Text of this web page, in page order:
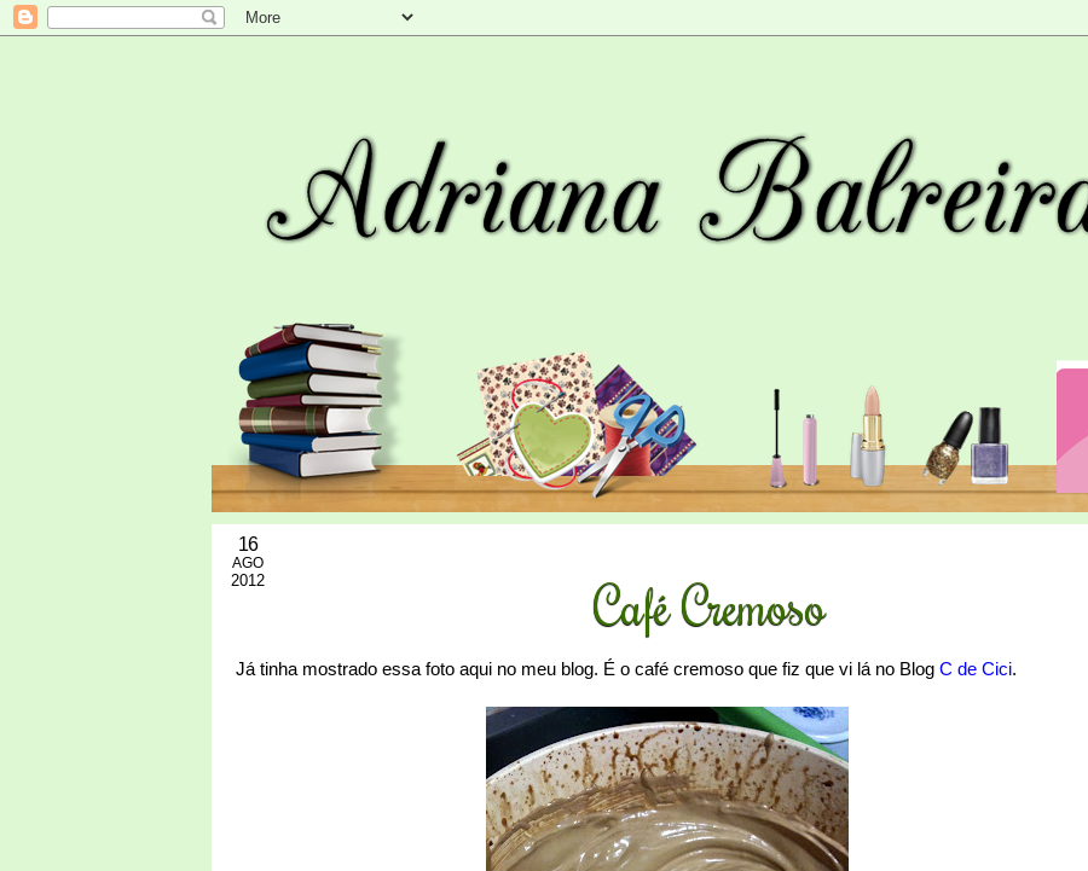
16
AGO
2012 Café Cremoso
Já tinha mostrado essa foto aqui no meu blog. É o café cremoso que fiz que vi lá no Blog C de Cici.